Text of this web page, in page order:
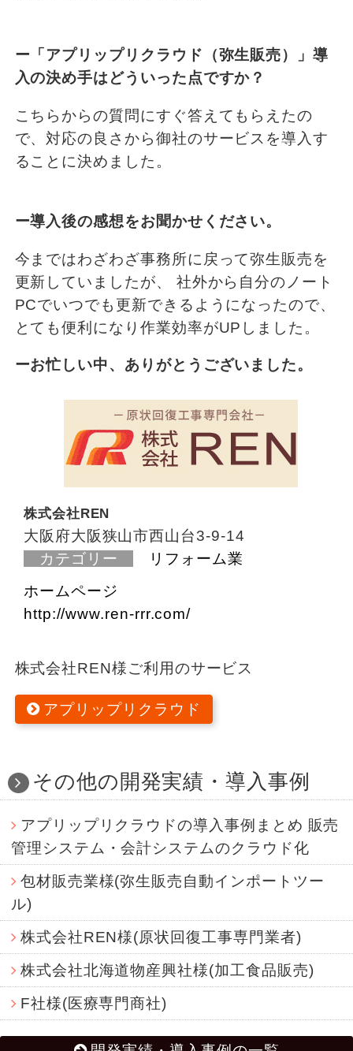
ー「アプリップリクラウド（弥生販売）」導
入の決め手はどういった点ですか？
こちらからの質問にすぐ答えてもらえたの
で、対応の良さから御社のサービスを導入す
ることに決めました。
ー導入後の感想をお聞かせください。
今まではわざわざ事務所に戻って弥生販売を
更新していましたが、 社外から自分のノート
PCでいつでも更新できるようになったので、
とても便利になり作業効率がUPしました。
ーお忙しい中、ありがとうございました。
株式会社REN
大阪府大阪狭山市西山台3-9-14
カテゴリー
リフォーム業
ホームページ
http://www.ren-rrr.com/
株式会社REN様ご利用のサービス
アプリップリクラウド
その他の開発実績・導入事例
アプリップリクラウドの導入事例まとめ 販売
管理システム・会計システムのクラウド化
包材販売業様(弥生販売自動インポートツー
ル)
株式会社REN様(原状回復工事専門業者)
株式会社北海道物産興社様(加工食品販売)
F社様(医療専門商社)